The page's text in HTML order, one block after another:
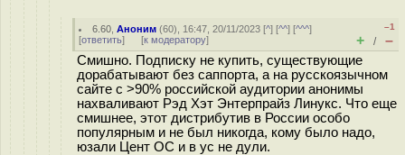
6.60 ,Аноним (60), 16:47, 20/11/2023 [^] [^^] [^^^]
[ответить] [к модератору]
–1
+ / –
Смишно. Подписку не купить, существующие
дорабатывают без саппорта, а на русскоязычном
сайте с >90% российской аудитории анонимы
нахваливают Рэд Хэт Энтерпрайз Линукс. Что еще
смишнее, этот дистрибутив в России особо
популярным и не был никогда, кому было надо,
юзали Цент ОС и в ус не дули.